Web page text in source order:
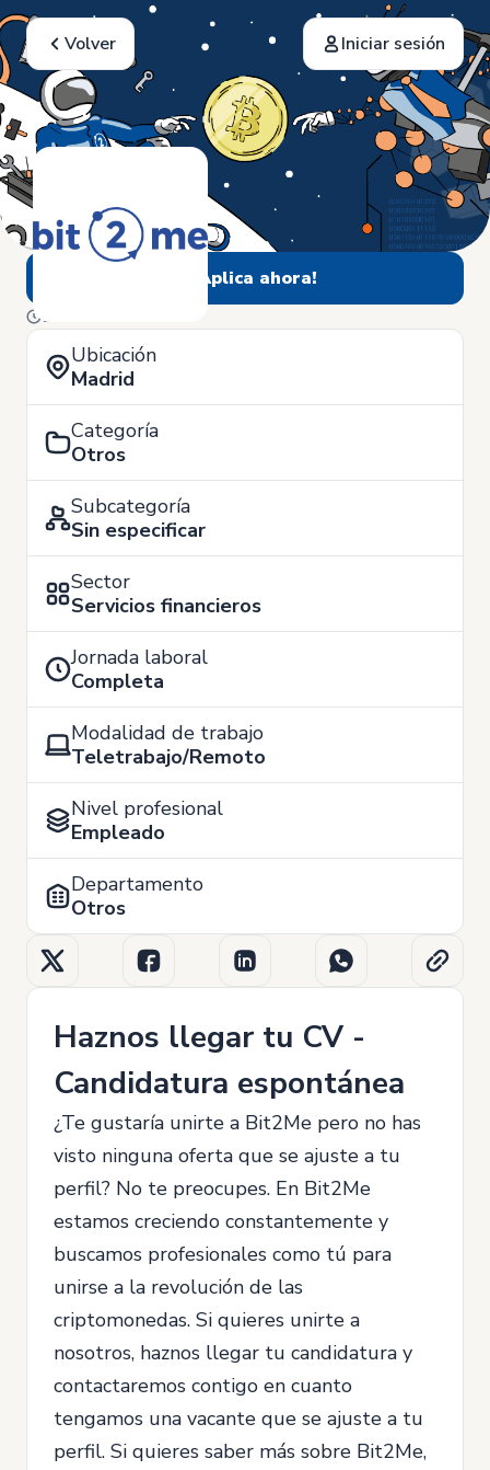
Volver Iniciar sesión
¡Aplica ahora!
15 de Diciembre
Ubicación
Madrid
Categoría
Otros
Subcategoría
Sin especificar
Sector
Servicios financieros
Jornada laboral
Completa
Modalidad de trabajo
Teletrabajo/Remoto
Nivel profesional
Empleado
Departamento
Otros
Haznos llegar tu CV -
Candidatura espontánea
¿Te gustaría unirte a Bit2Me pero no has
visto ninguna oferta que se ajuste a tu
perfil? No te preocupes. En Bit2Me
estamos creciendo constantemente y
buscamos profesionales como tú para
unirse a la revolución de las
criptomonedas. Si quieres unirte a
nosotros, haznos llegar tu candidatura y
contactaremos contigo en cuanto
tengamos una vacante que se ajuste a tu
perfil. Si quieres saber más sobre Bit2Me,